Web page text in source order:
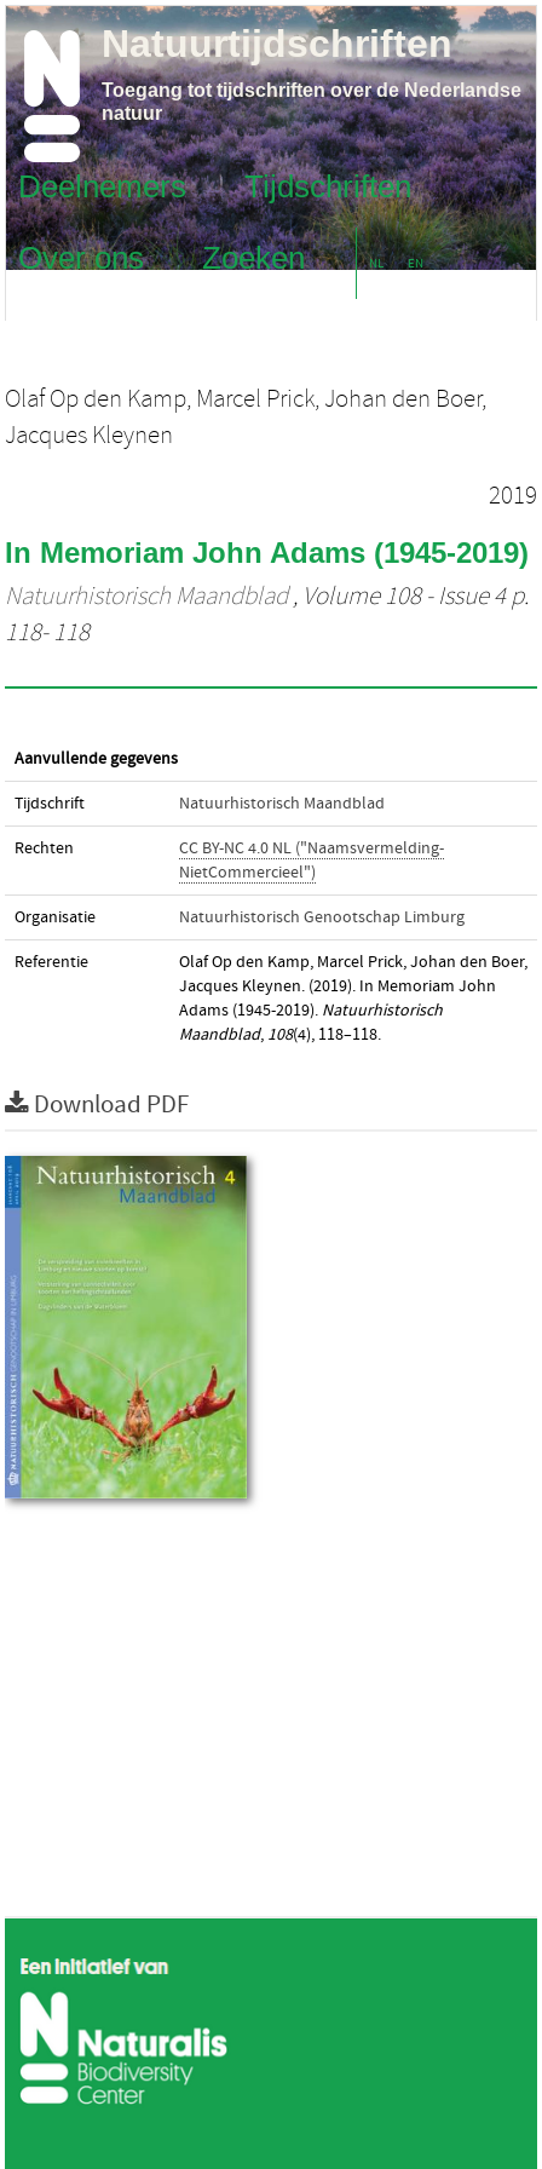
Deelnemers
Tijdschriften
Over ons
Zoeken NL EN
Natuurtijdschriften
Toegang tot tijdschriften over de Nederlandse
natuur
Olaf Op den Kamp, Marcel Prick, Johan den Boer,
Jacques Kleynen
2019
In Memoriam John Adams (1945-2019)
Natuurhistorisch Maandblad, Volume 108 - Issue 4 p.
118- 118
Aanvullende gegevens
Tijdschrift Natuurhistorisch Maandblad
Rechten
CC BY-NC 4.0 NL ("Naamsvermelding-
NietCommercieel")
Organisatie Natuurhistorisch Genootschap Limburg
Referentie
Olaf Op den Kamp, Marcel Prick, Johan den Boer,
Jacques Kleynen. (2019). In Memoriam John
Adams (1945-2019). Natuurhistorisch
Maandblad, 108(4), 118–118.
Download PDF